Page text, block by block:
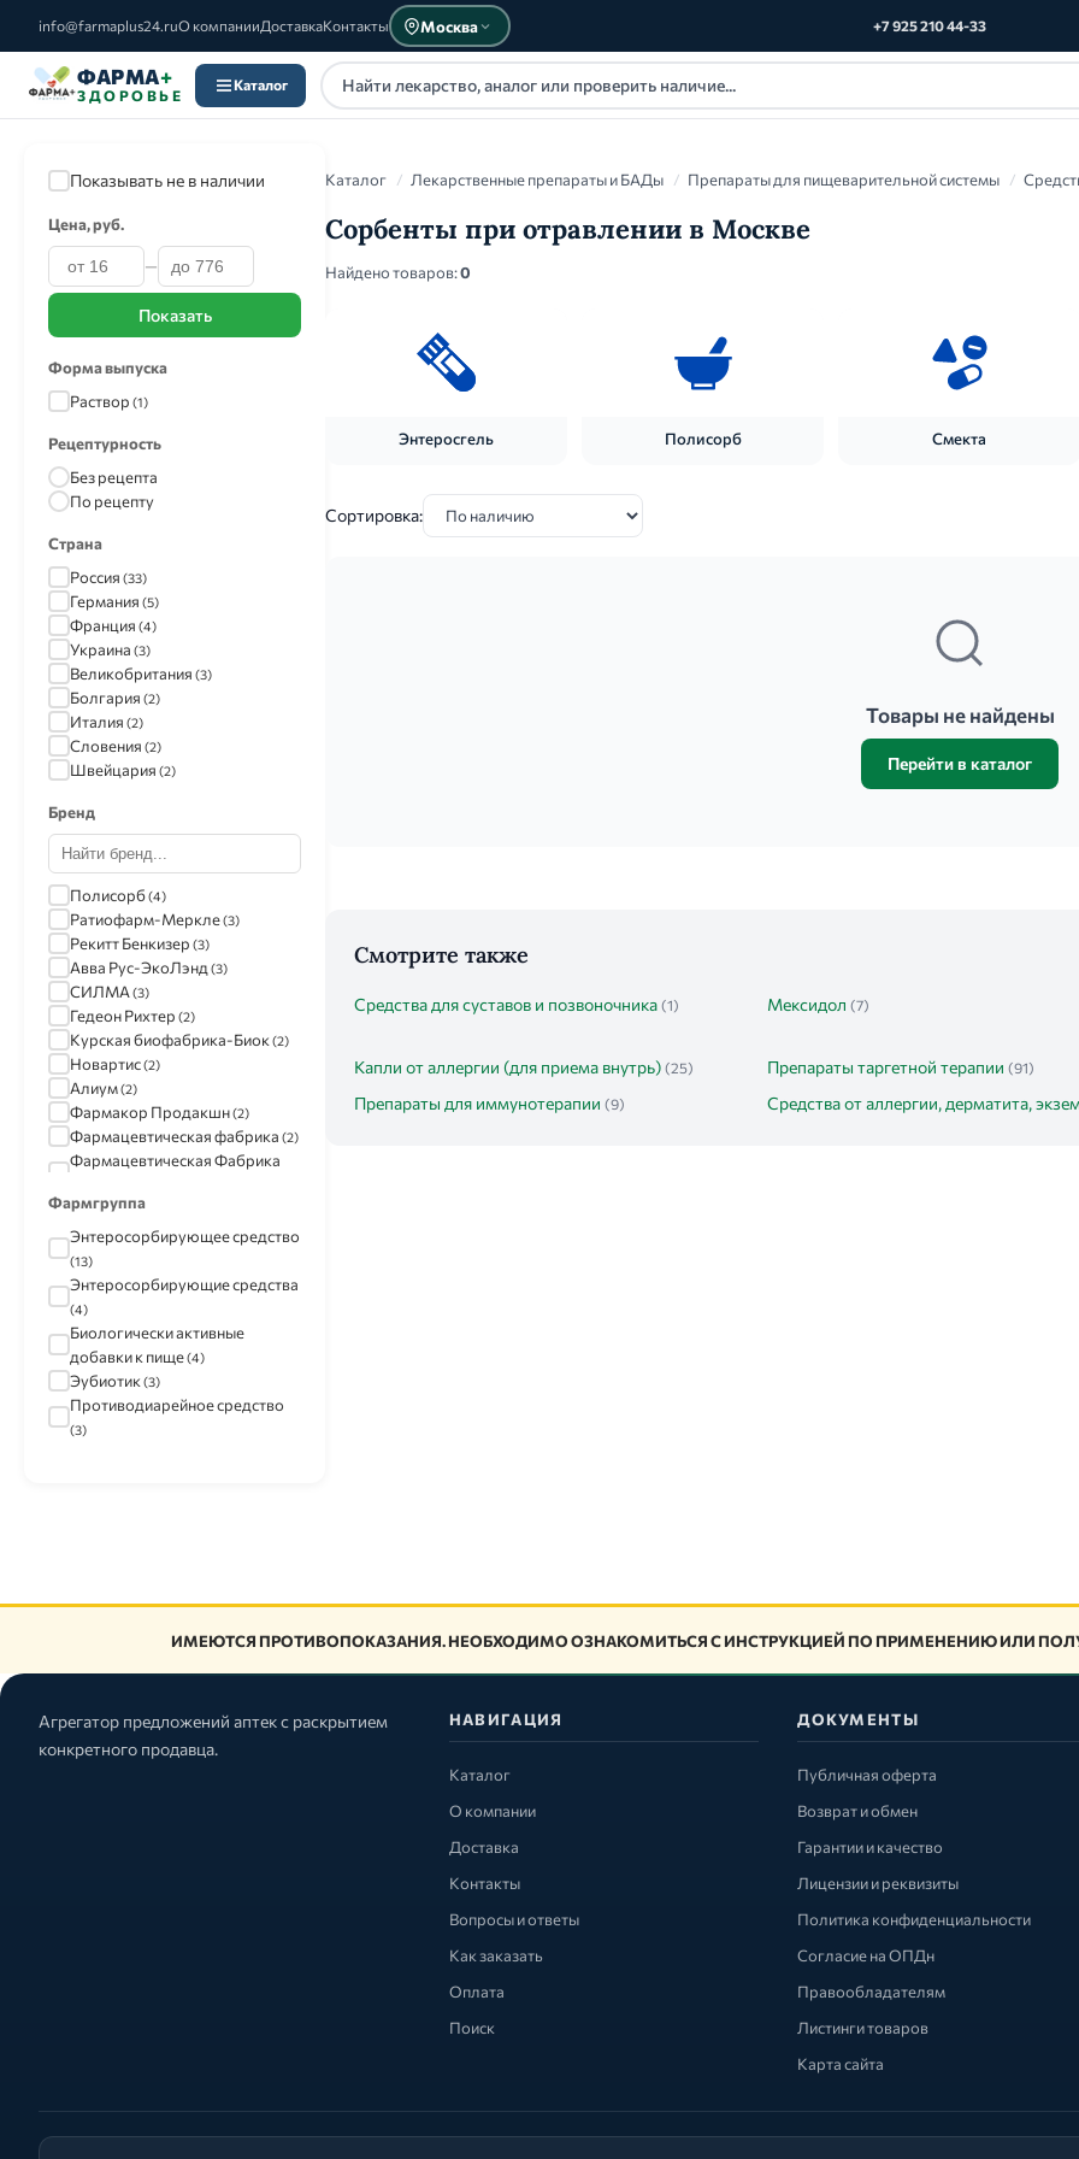
info@farmaplus24.ruО компанииДоставкаКонтакты Москва +7 925 210 44-33
ФАРМА+
ЗДОРОВЬЕ
Каталог
Каталог
Показывать не в наличии
Цена, руб.
—
Показать
Форма выпуска
Раствор (1)
Рецептурность
Без рецепта
По рецепту
Страна
Россия (33)
Германия (5)
Франция (4)
Украина (3)
Великобритания (3)
Болгария (2)
Италия (2)
Словения (2)
Швейцария (2)
Бренд
Полисорб(4)
Ратиофарм-Меркле(3)
Рекитт Бенкизер (3)
Авва Рус-ЭкоЛэнд (3)
СИЛМА (3)
Гедеон Рихтер (2)
Курская биофабрика-Биок(2)
Новартис(2)
Алиум(2)
Фармакор Продакшн(2)
Фармацевтическая фабрика (2)
Фармацевтическая Фабрика
Фармстандарт
Фармгруппа
Энтеросорбирующее средство
(13)
Энтеросорбирующие средства
(4)
Биологически активные
добавки к пище(4)
Эубиотик(3)
Противодиарейное средство
(3)
Каталог / Лекарственные препараты и БАДы / Препараты для пищеварительной системы /
Сорбенты при отравлении в Москве
Найдено товаров:0
Энтеросгель Полисорб Смекта
Сортировка:
Товары не найдены
Перейти в каталог
Смотрите также
Средства для суставов и позвоночника (1) Мексидол (7)
Капли от аллергии (для приема внутрь) (25) Препараты таргетной терапии (91)
Препараты для иммунотерапии (9) Средства от аллергии, дерматита,
ИМЕЮТСЯ ПРОТИВОПОКАЗАНИЯ. НЕОБХОДИМО ОЗНАКОМИТЬСЯ С ИНСТРУКЦИЕЙ ПО ПРИМЕНЕНИЮ ИЛИ
Агрегатор предложений аптек с раскрытием
конкретного продавца.
НАВИГАЦИЯ
Каталог
О компании
Доставка
Контакты
Вопросы и ответы
Как заказать
Оплата
Поиск
ДОКУМЕНТЫ
Публичная оферта
Возврат и обмен
Гарантии и качество
Лицензии и реквизиты
Политика конфиденциальности
Согласие на ОПДн
Правообладателям
Листинги товаров
Карта сайта